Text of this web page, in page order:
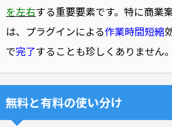
を左右する重要要素です。特に商業
は、プラグインによる作業時間短縮
で完了することも珍しくありません。
無料と有料の使い分け